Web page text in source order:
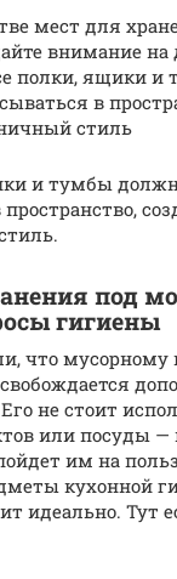
мест для
внимание на
полки, ящики
в
стиль
и тумбы
под
гигиены
что мусорному
не стоит
или посуды
им на
кухонной
идеально. Тут